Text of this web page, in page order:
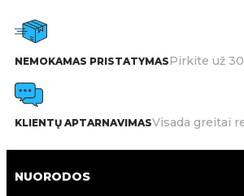
NEMOKAMAS PRISTATYMASPirkite už
KLIENTŲ APTARNAVIMASVisada greitai
NUORODOS